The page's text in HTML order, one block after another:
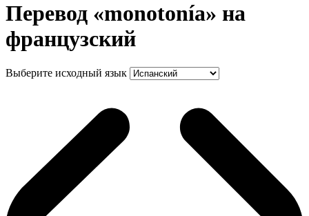
Перевод «monotonía» на
французский
Выберите исходный язык